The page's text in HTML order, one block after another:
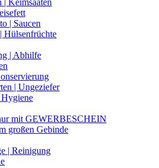
| Keimsaaten
| Saucen
Hülsenfrüchte
| Abhilfe
| Ungeziefer
mit GEWERBESCHEIN
großen Gebinde
| Reinigung